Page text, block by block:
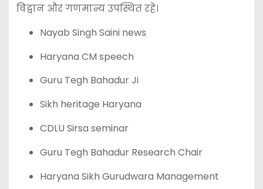
विद्वान और गणमान्य उपस्थित रहे।
Nayab Singh Saini news
Haryana CM speech
Guru Tegh Bahadur Ji
Sikh heritage Haryana
CDLU Sirsa seminar
Guru Tegh Bahadur Research Chair
Haryana Sikh Gurudwara Management